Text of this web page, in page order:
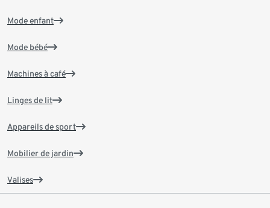
Mode enfant
Mode bébé
Machines à café
Linges de lit
Appareils de sport
Mobilier de jardin
Valises